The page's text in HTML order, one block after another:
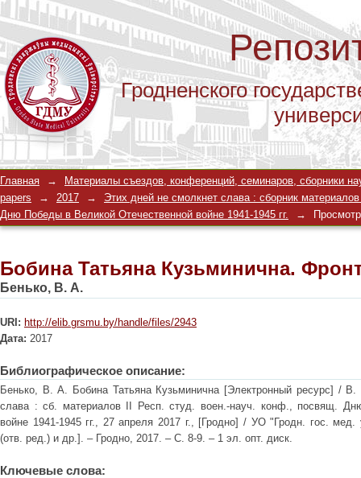
Гродненского
Бобина Татьяна Кузьминична.
Главная →
Материалы съездов, конференций, семинаров, сборники
papers
→ 2017 →
Этих дней не смолкнет слава : сборник
Дню Победы в Великой Отечественной войне 1941-1945 гг.
→
Бобина Татьяна Кузьминична.
Бенько, В. А.
URI: http://elib.grsmu.by/handle/files/2943
Дата: 2017
Библиографическое описание:
Бенько, В. А. Бобина Татьяна Кузьминична [Электронный ресурс] /
слава : cб. материалов II Респ. студ. воен.-науч. конф., посвящ.
войне 1941-1945 гг., 27 апреля 2017 г., [Гродно] / УО "Гродн. гос.
(отв. ред.) и др.]. – Гродно, 2017. – С. 8-9. – 1 эл. опт. диск.
Ключевые слова: